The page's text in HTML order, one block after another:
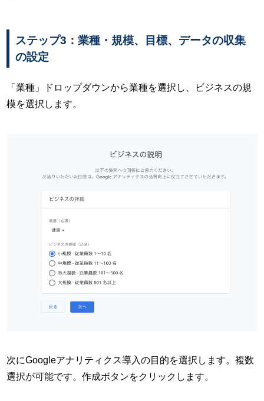
ステップ3：業種・規模、目標、データの収集
の設定
「業種」ドロップダウンから業種を選択し、ビジネスの規
模を選択します。
次にGoogleアナリティクス導入の目的を選択します。複数
選択が可能です。作成ボタンをクリックします。